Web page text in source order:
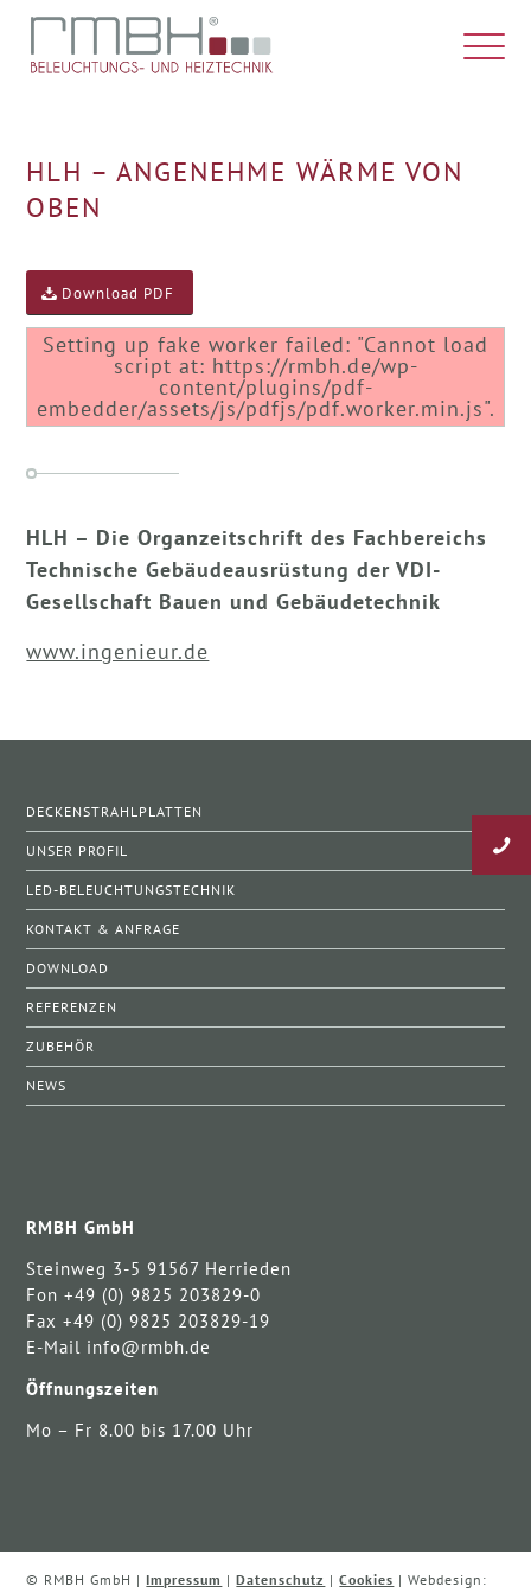
HLH – ANGENEHME WÄRME VON
OBEN
Download PDF
Setting up fake worker failed: "Cannot load
script at: https://rmbh.de/wp-
content/plugins/pdf-
embedder/assets/js/pdfjs/pdf.worker.min.js".
HLH – Die Organzeitschrift des Fachbereichs
Technische Gebäudeausrüstung der VDI-
Gesellschaft Bauen und Gebäudetechnik
www.ingenieur.de
DECKENSTRAHLPLATTEN
UNSER PROFIL
LED-BELEUCHTUNGSTECHNIK
KONTAKT & ANFRAGE
DOWNLOAD
REFERENZEN
ZUBEHÖR
NEWS
RMBH GmbH
Steinweg 3-5 91567 Herrieden
Fon +49 (0) 9825 203829-0
Fax +49 (0) 9825 203829-19
E-Mail info@rmbh.de
Öffnungszeiten
Mo – Fr 8.00 bis 17.00 Uhr
© RMBH GmbH | Impressum |Datenschutz |Cookies | Webdesign: